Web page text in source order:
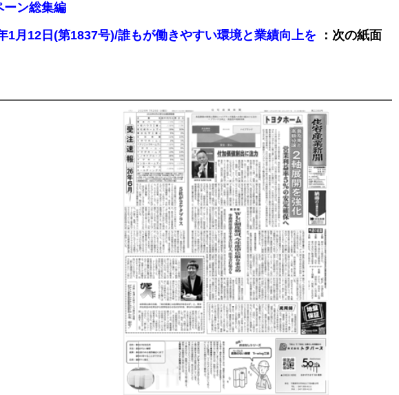
ーン総集編
1月12日(第1837号)/誰もが働きやすい環境と業績向上を
：次の紙面